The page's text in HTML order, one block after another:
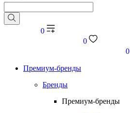
0
0
0
Премиум-бренды
Бренды
Премиум-бренды